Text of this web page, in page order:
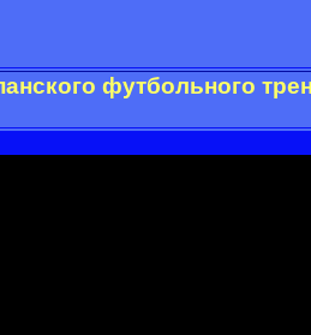
футбольного